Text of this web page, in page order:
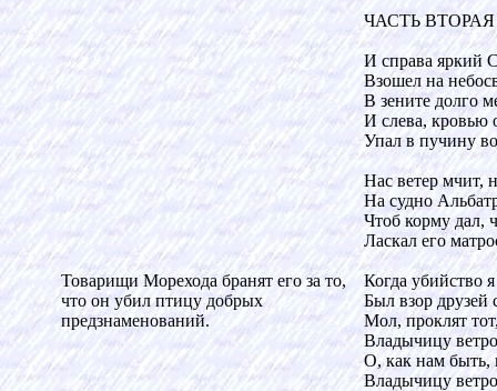
ЧАСТЬ ВТОРАЯ
И справа яркий
Взошел на
В зените долго
И слева, кровью
Упал в пучину
Нас ветер мчит,
На судно
Чтоб корму дал,
Ласкал его
Товарищи Морехода бранят его за то,
что он убил птицу добрых
предзнаменований.
Когда убийство
Был взор друзей
Мол, проклят
Владычицу
О, как нам быть,
Владычицу